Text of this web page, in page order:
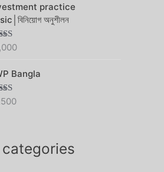
practice
অনুশীলন
4.56
of 5
Bangla